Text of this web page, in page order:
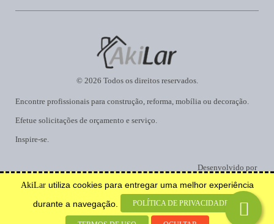
Encontre profissionais para construção, reforma, mobília ou decoração.
Efetue solicitações de orçamento e serviço.
Inspire-se.
© 2026 Todos os direitos reservados.
Desenvolvido por
AkiLarutiliza cookies para entregar uma melhor experiência
durante a navegação.
POLÍTICA DE PRIVACIDADE